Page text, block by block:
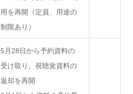
用を再開（定員、用途の
制限あり）
5月28日から予約資料の
受け取り、視聴覚資料の
返却を再開